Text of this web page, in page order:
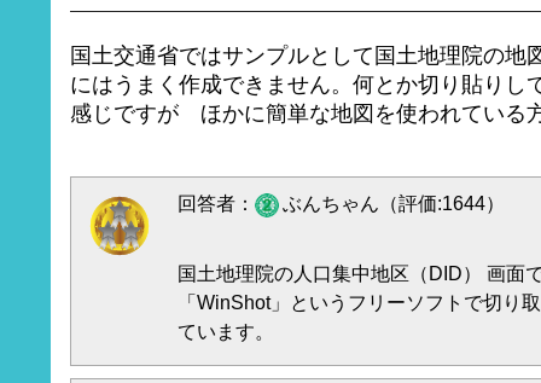
国土交通省ではサンプルとして国土地理院の
にはうまく作成できません。何とか切り貼りし
感じですが ほかに簡単な地図を使われている
回答者： ぶんちゃん（評価:1644）
国土地理院の人口集中地区（DID） 画面
「WinShot」というフリーソフトで切り
ています。